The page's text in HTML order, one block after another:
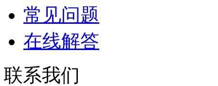
常见问题
在线解答
联系我们